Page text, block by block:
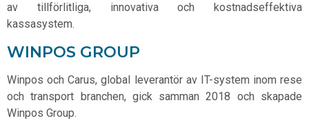
av tillförlitliga, innovativa och kostnadseffektiva
kassasystem.
WINPOS GROUP
Winpos och Carus, global leverantör av IT-system inom rese
och transport branchen, gick samman 2018 och skapade
Winpos Group.